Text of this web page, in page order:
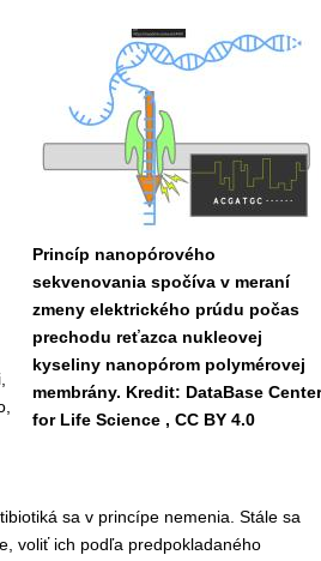
Princíp nanopórového
sekvenovania spočíva v meraní
zmeny elektrického prúdu počas
prechodu reťazca nukleovej
kyseliny nanopórom polymérovej
membrány. Kredit: DataBase Center
for Life Science , CC BY 4.0
á sa v princípe nemenia. Stále sa
voliť ich podľa predpokladaného